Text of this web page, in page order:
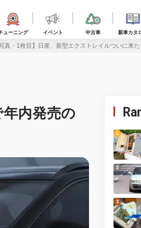
ューニング イベント 中古車 新車カタ
写真・1枚目】日産、新型エクストレイルついに来
内発売の